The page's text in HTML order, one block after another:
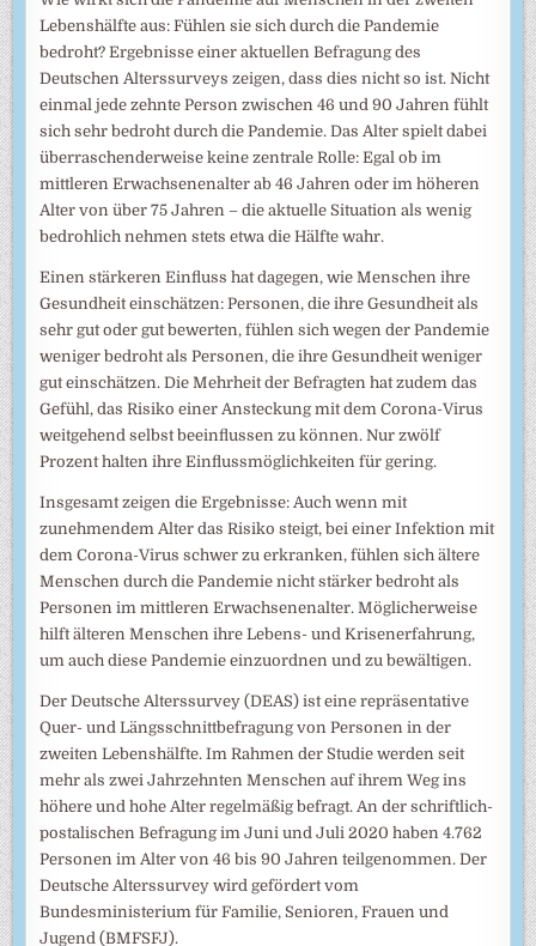
Lebenshälfte aus: Fühlen sie sich durch die Pandemie
bedroht? Ergebnisse einer aktuellen Befragung des
Deutschen Alterssurveys zeigen, dass dies nicht so ist. Nicht
einmal jede zehnte Person zwischen 46 und 90 Jahren fühlt
sich sehr bedroht durch die Pandemie. Das Alter spielt dabei
überraschenderweise keine zentrale Rolle: Egal ob im
mittleren Erwachsenenalter ab 46 Jahren oder im höheren
Alter von über 75 Jahren – die aktuelle Situation als wenig
bedrohlich nehmen stets etwa die Hälfte wahr.
Einen stärkeren Einfluss hat dagegen, wie Menschen ihre
Gesundheit einschätzen: Personen, die ihre Gesundheit als
sehr gut oder gut bewerten, fühlen sich wegen der Pandemie
weniger bedroht als Personen, die ihre Gesundheit weniger
gut einschätzen. Die Mehrheit der Befragten hat zudem das
Gefühl, das Risiko einer Ansteckung mit dem Corona-Virus
weitgehend selbst beeinflussen zu können. Nur zwölf
Prozent halten ihre Einflussmöglichkeiten für gering.
Insgesamt zeigen die Ergebnisse: Auch wenn mit
zunehmendem Alter das Risiko steigt, bei einer Infektion mit
dem Corona-Virus schwer zu erkranken, fühlen sich ältere
Menschen durch die Pandemie nicht stärker bedroht als
Personen im mittleren Erwachsenenalter. Möglicherweise
hilft älteren Menschen ihre Lebens- und Krisenerfahrung,
um auch diese Pandemie einzuordnen und zu bewältigen.
Der Deutsche Alterssurvey (DEAS) ist eine repräsentative
Quer- und Längsschnittbefragung von Personen in der
zweiten Lebenshälfte. Im Rahmen der Studie werden seit
mehr als zwei Jahrzehnten Menschen auf ihrem Weg ins
höhere und hohe Alter regelmäßig befragt. An der schriftlich-
postalischen Befragung im Juni und Juli 2020 haben 4.762
Personen im Alter von 46 bis 90 Jahren teilgenommen. Der
Deutsche Alterssurvey wird gefördert vom
Bundesministerium für Familie, Senioren, Frauen und
Jugend (BMFSFJ).